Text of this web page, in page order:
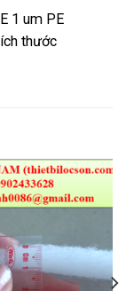
1 um PE
thước